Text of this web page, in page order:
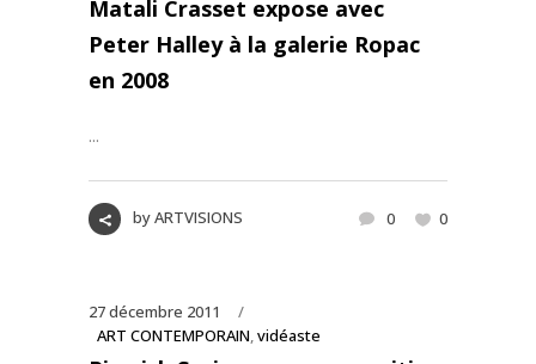
Matali Crasset expose avec
Peter Halley à la galerie Ropac
en 2008
...
byARTVISIONS 0 0
27 décembre 2011
ART CONTEMPORAIN,vidéaste